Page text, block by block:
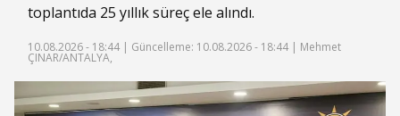
toplantıda 25 yıllık süreç ele alındı.
10.08.2026 - 18:44 | Güncelleme: 10.08.2026 - 18:44 | Mehmet
ÇINAR/ANTALYA,